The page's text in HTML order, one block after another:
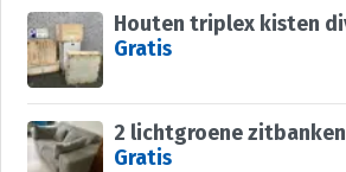
Gratis
2 lichtgroene zitbanken
Gratis